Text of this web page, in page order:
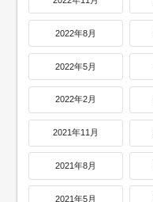
2022年8月
2022年5月
2022年2月
2021年11月
2021年8月
2021年5月